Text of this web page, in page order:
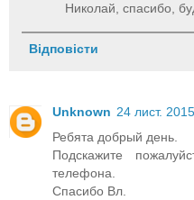
Николай, спасибо,
Відповісти
Unknown 24 лист.
Ребята добрый день.
Подскажите
телефона.
Спасибо Вл.